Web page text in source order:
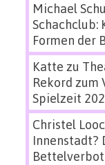
Michael
Schachclub:
Formen der
Katte zu
Rekord
Spielzeit
Christel
Innenstadt?